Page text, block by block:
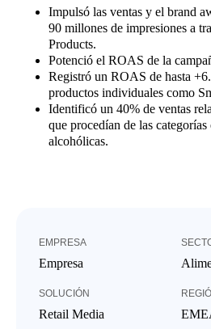
EMPRESA
Empresa
SOLUCIÓN
Retail Media
Impulsó las ventas y el brand
90 millones de impresiones a
Products.
Potenció el ROAS de la
Registró un ROAS de hasta
productos individuales como
Identificó un 40% de ventas
que procedían de las
alcohólicas.